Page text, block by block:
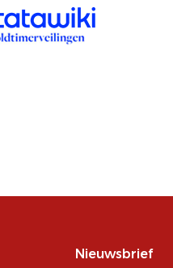
Nieuwsbrief